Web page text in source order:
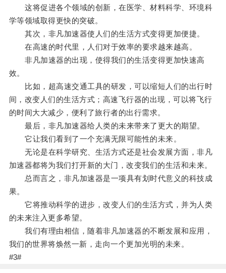
这将促进各个领域的创新，在医学、材料科学、环境科
学等领域取得更快的突破。
其次，非凡加速器使人们的生活方式变得更加便捷。
在高速的时代里，人们对于效率的要求越来越高。
非凡加速器的出现，使得我们的生活变得更加快速高
效。
比如，超高速交通工具的研发，可以缩短人们的出行时
间，改变人们的生活方式；高速飞行器的出现，可以将飞行
的时间大大减少，便利了旅行者的出行需求。
最后，非凡加速器给人类的未来带来了更大的期望。
它让我们看到了一个充满无限可能性的未来。
无论是在科学研究、生活方式还是社会发展方面，非凡
加速器都将为我们打开新的大门，改变我们的生活和未来。
总而言之，非凡加速器是一项具有划时代意义的科技成
果。
它将推动科学的进步，改变人们的生活方式，并为人类
的未来注入更多希望。
我们有理由相信，随着非凡加速器的不断发展和应用，
我们的世界将焕然一新，走向一个更加光明的未来。
#3#